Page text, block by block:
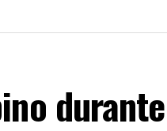
durante